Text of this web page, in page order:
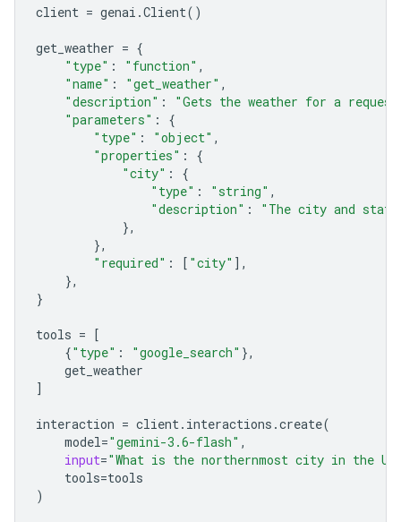
client = genai .Client()
get_weather = {
"type" : "function" ,
"name" : "get_weather" ,
"description" :
"Gets the weather for a
"parameters" :
{
"type" : "object" ,
"properties" :
{
"city" :
{
"type" : "string" ,
"description" :
"The city and
},
},
"required" : [ "city" ],
},
}
tools =
[
{"type" : "google_search" },
get_weather
]
interaction = client. interactions .create(
model="gemini-3.6-flash" ,
input="What is the northernmost city in the
tools=tools
)